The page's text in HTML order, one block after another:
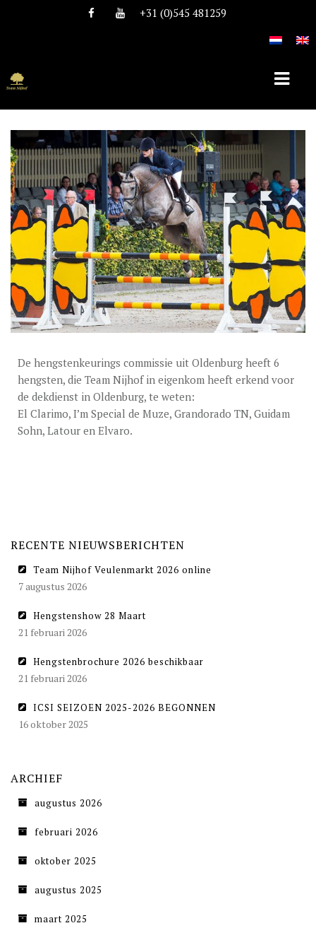
+31 (0)545 481259
HOME
OVER TEAM NIJHOF
HISTORIE
TEAM
VACATURES
DEKHENGSTEN
DEKGELDEN
EU-STATION
ICSI
ALGEMENE VOORWAARDEN
TEAM NIJHOF MARKET
CONTACT
De hengstenkeurings commissie uit Oldenburg heeft 6
hengsten, die Team Nijhof in eigenkom heeft erkend voor
de dekdienst in Oldenburg, te weten:
El Clarimo, I’m Special de Muze, Grandorado TN, Guidam
Sohn, Latour en Elvaro.
RECENTE NIEUWSBERICHTEN
Team Nijhof Veulenmarkt 2026 online
7 augustus 2026
Hengstenshow 28 Maart
21 februari 2026
Hengstenbrochure 2026 beschikbaar
21 februari 2026
ICSI SEIZOEN 2025-2026 BEGONNEN
16 oktober 2025
ARCHIEF
augustus 2026
februari 2026
oktober 2025
augustus 2025
maart 2025